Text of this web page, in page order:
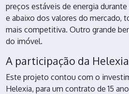
preços estáveis de energia
e abaixo dos valores do mercado,
mais competitiva. Outro grande
do imóvel.
A participação da
Este projeto contou com o
Helexia, para um contrato de 15